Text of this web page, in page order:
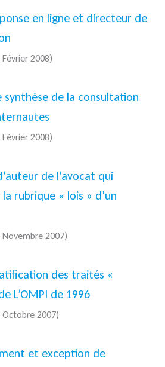
en ligne et directeur de
2008)
synthèse de la consultation
2008)
de l’avocat qui
rubrique « lois » d’un
2007)
des traités «
L’OMPI de 1996
2007)
et exception de